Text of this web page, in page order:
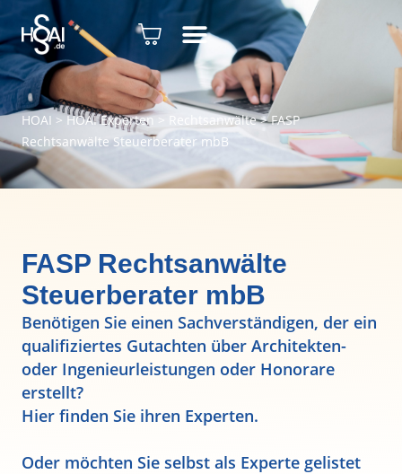
HOAI > HOAI Experten> Rechtsanwälte>FASP
Rechtsanwälte Steuerberater mbB
FASP Rechtsanwälte
Steuerberater mbB
Benötigen Sie einen Sachverständigen, der ein
qualifiziertes Gutachten über Architekten-
oder Ingenieurleistungen oder Honorare
erstellt?
Hier finden Sie ihren Experten.
Oder möchten Sie selbst als Experte gelistet